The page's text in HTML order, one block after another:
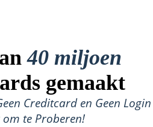
40 miljoen
gemaakt
Creditcard en Geen Login
te Proberen!